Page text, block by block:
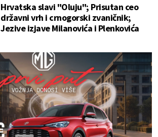
Hrvatska slavi "Oluju"; Prisutan ceo
državni vrh i crnogorski zvaničnik;
Jezive izjave Milanovića i Plenkovića